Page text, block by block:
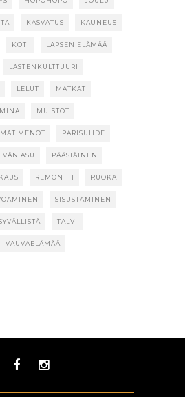
KASVATUS KAUNEUS
KOTI LAPSEN ELÄMÄÄ
LASTENKULTTUURI
LELUT MATKAT
MINÄ MUISTOT
MENOT PARISUHDE
ASU PÄÄSIÄINEN
REMONTTI RUOKA
SISUSTAMINEN
TALVI
VAUVAELÄMÄÄ